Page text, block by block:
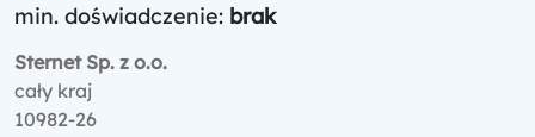
min. doświadczenie: brak
Sternet Sp. z o.o.
cały kraj
10982-26